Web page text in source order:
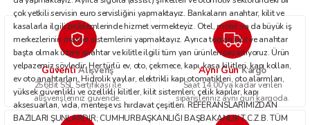
çok yetkili servisin euro servisliğini yapmaktayız. Bankaların anahtar, kilit ve
kasalarla ilgili problemlerinde hizmet vermekteyiz. Otel, motel ya da büyük iş
merkezlerinin master sistemlerini yapmaktayız. Ayrıca toptan kilit ve anahtar
başta olmak üzere anahtar ve kilitle ilgili tüm yan ürünleri pazarlıyoruz. Ürün
yelpazemiz şöyledir: Her türlü ev, oto, çekmece, kapı, kasa kilitleri, kapı kolları,
ev oto anahtarları. Hidrolik yaylar, elektrikli kapı otomatikleri, oto alarmları,
yüksek güvenlikli ve özellikli kilitler, kilit sistemleri; çelik kapılar, kapı
aksesuarları, vida, menteşe vs hırdavat çeşitleri. REFERANSLARIMIZDAN
BAZILARI ŞUNLARDIR; CUMHURBAŞKANLIĞI BAŞBAKANLIK T.C.Z.B. TÜM
GüvenliAlışveriş
256Bit SSL Sertifikası ile
alışverişleriniz güvende.
Aynı GünKargo
Saat 14.00'ya kadar verilen
siparişleriniz aynı gün kargoda.